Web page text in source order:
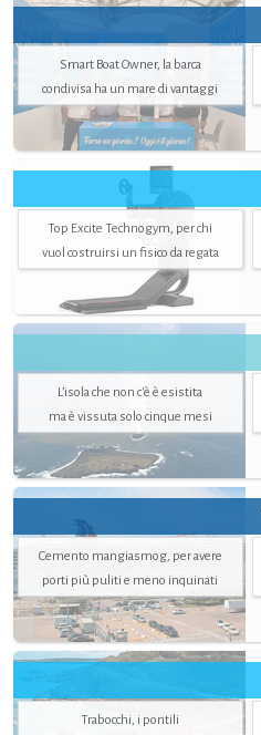
Smart Boat Owner, la barca
condivisa ha un mare di vantaggi
Top Excite Technogym, per chi
vuol costruirsi un fisico da regata
L’isola che non c'è è esistita
ma è vissuta solo cinque mesi
Cemento mangiasmog, per avere
porti più puliti e meno inquinati
Trabocchi, i pontili